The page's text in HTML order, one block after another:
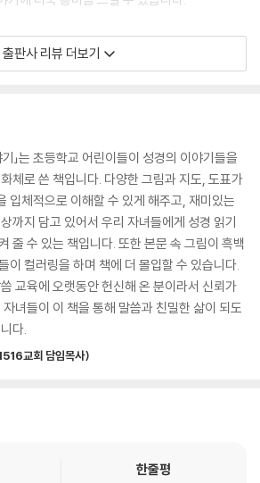
울의 설교 / 이방인들에게도 전해진 복음 / 두 번
바울과 실라 / 어떻게 해야 구원을 얻을 수 있습
서 말씀을 전하다 / 바울이 아가야에서 말씀을
도여행 / 바울이 체포되다 / 재판을 받게 된 바
마에 간 바울 / 서신서 소개 / 로마서 / 고린도
로니가전서 / 데살로니가후서 / 디모데전서 /
몬서 / 히브리서 / 야고보서 / 베드로전서 / 베
이서 / 요한삼서 / 유다서 / 요한계시록
나라는 빵을 보내 주셨고 이스라엘 백성에게 만
습니다. 그래서 그날에는 쉬는 날에 빵을 거두
땅에 들어간 후 많은 시간이 흘러 하나님은 세
정한 생명의 떡(그분의 아들, 예수님)을 보내
예수님은 말씀하셨습니다. “진실로 진실로 너
영생을 가졌나니 내가 곧 생명의 떡이니라”(요
을 우리 안에 거하시도록 초청할 때, 그분의 생
십니다. 그것은 결코 끝나지 않는 영생입니다!
하나님」 중에서
게 하고 또 부주의한 말로 우리에게 상처를 주
불공평하게 느껴지기도 하죠. 어쩌면 그 사람
서하신 것같이 우리도 다른 사람을 용서하라고
주일학교 교사
출판사 리뷰 더보기
」는 초등학교 어린이들이 성경의 이야기들을
체로 쓴 책입니다. 다양한 그림과 지도, 도표가
입체적으로 이해할 수 있게 해주고, 재미있는
까지 담고 있어서 우리 자녀들에게 성경 읽기
줄 수 있는 책입니다. 또한 본문 속 그림이 흑백
이 컬러링을 하며 책에 더 몰입할 수 있습니다.
교육에 오랫동안 헌신해 온 분이라서 신뢰가
녀들이 이 책을 통해 말씀과 친밀한 삶이 되도
다.
교회 담임목사)
한줄평